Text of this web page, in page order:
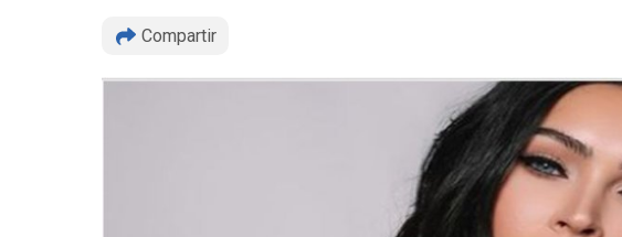
Compartir
Copiar